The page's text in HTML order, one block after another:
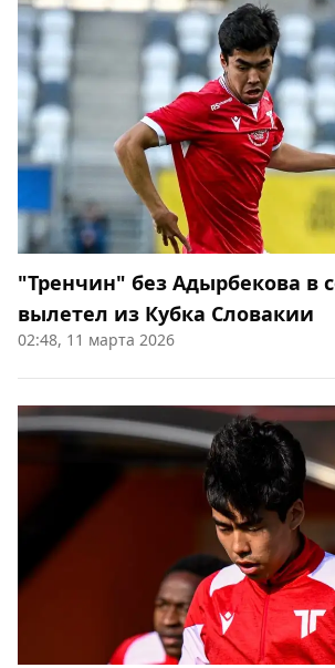
"Тренчин" без Адырбекова в
вылетел из Кубка Словакии
02:48, 11 марта 2026